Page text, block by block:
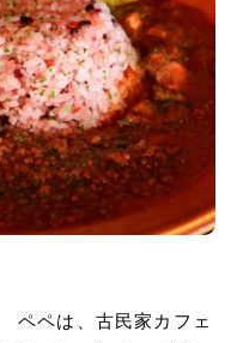
ペペは、古民家カフェ